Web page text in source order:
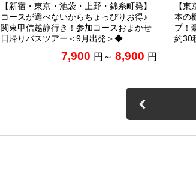
【新宿・東京・池袋・上野・錦糸町発】
コースが選べないからちょっぴりお得♪
関東甲信越静行き！参加コースおまかせ
日帰りバスツアー＜9月出発＞◆
7,900 円～8,900 円
【
本の
プ！
約30